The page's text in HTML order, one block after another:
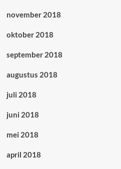
november 2018
oktober 2018
september 2018
augustus 2018
juli 2018
juni 2018
mei 2018
april 2018